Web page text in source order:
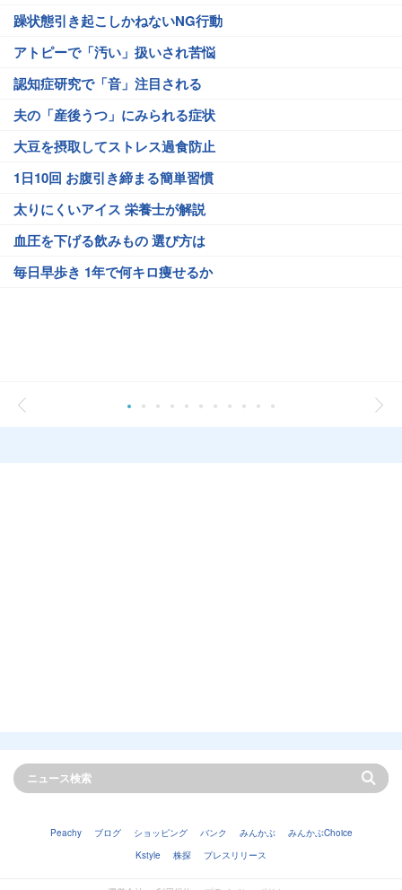
躁状態引き起こしかねないNG行動
アトピーで「汚い」扱いされ苦悩
認知症研究で「音」注目される
夫の「産後うつ」にみられる症状
大豆を摂取してストレス過食防止
1日10回 お腹引き締まる簡単習慣
太りにくいアイス 栄養士が解説
血圧を下げる飲みもの 選び方は
毎日早歩き 1年で何キロ痩せるか
Peachy ブログ ショッピング バンク みんかぶ
みんかぶChoice
Kstyle
株探 プレスリリース